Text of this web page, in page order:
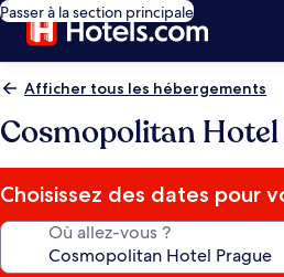
Passer à la section principale
Afficher tous les hébergements
Cosmopolitan Hotel
Choisissez des dates pour
Où allez-vous ?